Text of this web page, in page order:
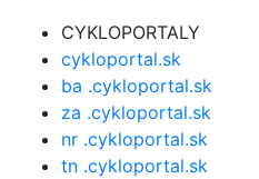
CYKLOPORTALY
cykloportal.sk
ba .cykloportal.sk
za .cykloportal.sk
nr .cykloportal.sk
tn .cykloportal.sk